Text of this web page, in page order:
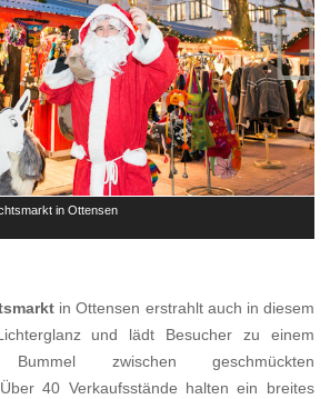
in Ottensen

in Ottensen erstrahlt auch in diesem
und lädt Besucher zu einem
Bummel zwischen geschmückten
40 Verkaufsstände halten ein breites